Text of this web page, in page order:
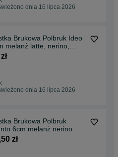
dnia 16 lipca 2026
Brukowa Polbruk Ideo
melanż latte, nerino,
onyx
dnia 16 lipca 2026
Brukowa Polbruk
6cm melanż nerino
zł